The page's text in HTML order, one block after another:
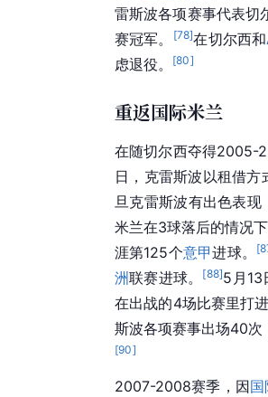
雷斯波各项赛事代表切
赛冠军。
[78]在切尔西和
虑退役。
[80]
重返国际米兰
在随切尔西夺得2005-
日，克雷斯波以租借方
旦克雷斯波有出色表现
米兰在3球落后的情况
涯第125个意甲进球。 [
洲联赛进球。 [88]5月13
在出战的4场比赛里打
斯波各项赛事出场40
[90]
2007-2008赛季，因